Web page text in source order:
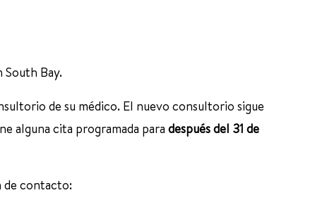
South Bay.
de su médico. El nuevo consultorio sigue
alguna cita programada para después del 31 de
de contacto: